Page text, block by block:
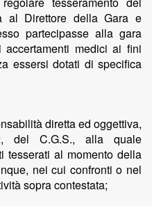
al Direttore della Gara e
partecipasse alla gara
medici ai fini
essersi dotati di specifica
diretta ed oggettiva,
C.G.S., alla quale
tesserati al momento della
nei cui confronti o nel
sopra contestata;